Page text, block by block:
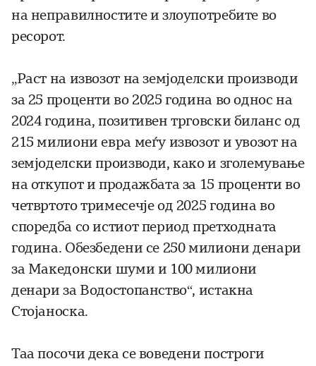
на неправилностите и злоупотребите во
ресорот.
„Раст на извозот на земјоделски производи
за 25 проценти во 2025 година во однос на
2024 година, позитивен трговски биланс од
215 милиони евра меѓу извозот и увозот на
земјоделски производи, како и зголемување
на откупот и продажбата за 15 проценти во
четвртото тримесечје од 2025 година во
споредба со истиот период претходната
година. Обезбедени се 250 милиони денари
за Македонски шуми и 100 милиони
денари за Водостопанство“, истакна
Стојаноска.
Таа посочи дека се воведени построги